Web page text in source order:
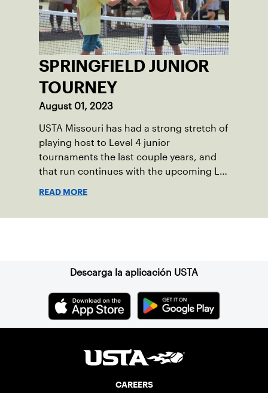
SPRINGFIELD JUNIOR
TOURNEY
August 01, 2023
USTA Missouri has had a strong stretch of
playing host to Level 4 junior
tournaments the last couple years, and
that run continues with the upcoming L4
READ MORE
Descarga la aplicación USTA
CAREERS